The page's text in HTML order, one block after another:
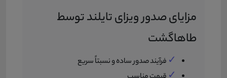
مزایای صدور ویزای تایلند توسط
طاهاگشت
✓ فرآیند صدور ساده و نسبتاً سریع